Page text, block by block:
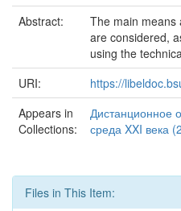
Abstract:
The main means
are considered,
using the
URI:
https://
Appears in
Collections:
Дистанционное
среда XXI века
Files in This Item: